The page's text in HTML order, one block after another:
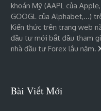
khoán Mỹ (AAPL của
GOOGL của Alphabet,…)
Kiến thức trên trang web
đầu tư mới bắt đầu tham
nhà đầu tư Forex lâu năm.
Bài Viết Mới